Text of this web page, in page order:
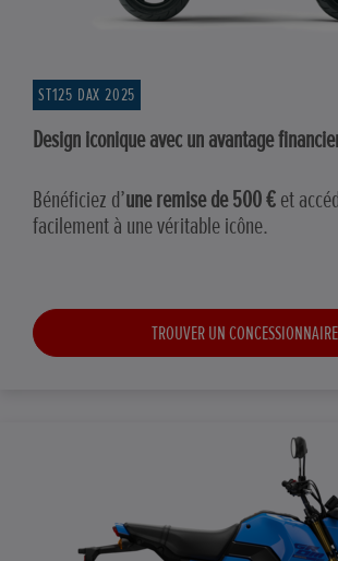
ST125 DAX 2025
Design iconique avec un avantage
Bénéficiez d’une remise de 500 €et
facilement à une véritable icône.
TROUVER UN CONCESSIONNAIRE